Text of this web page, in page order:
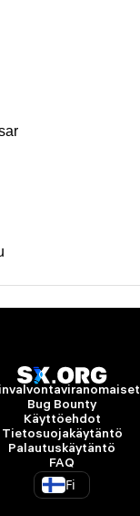
Bug Bounty
Käyttöehdot
Tietosuojakäytäntö
Palautuskäytäntö
FAQ
Fi